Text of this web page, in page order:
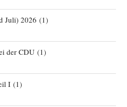
Juli) 2026 (1)
der CDU(1)
I(1)